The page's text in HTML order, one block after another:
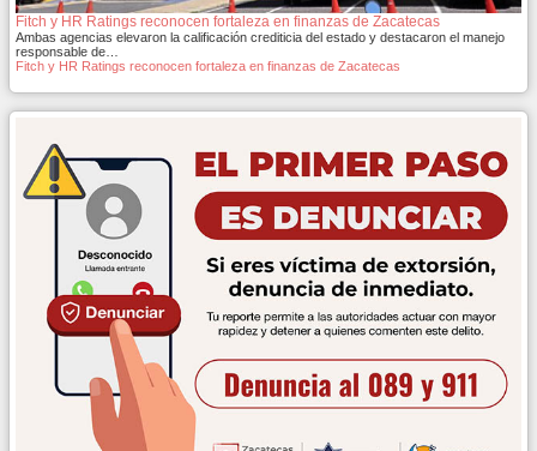
Fitch y HR Ratings reconocen fortaleza en finanzas de Zacatecas
Ambas agencias elevaron la calificación crediticia del estado y destacaron el manejo
responsable de…
Fitch y HR Ratings reconocen fortaleza en finanzas de Zacatecas